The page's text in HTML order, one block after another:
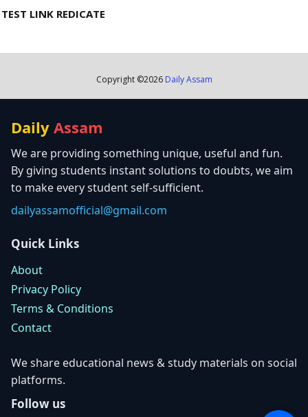
TEST LINK REDICATE
Copyright ©2026 Daily Assam
Daily Assam
We are providing something unique, useful and fun.
By giving students instant solutions to doubts, we aim
to make every student self-sufficient.
dailyassamofficial@gmail.com
Quick Links
About
Privacy Policy
Terms & Conditions
Contact
We share educational news & study materials on social
platforms.
Follow us